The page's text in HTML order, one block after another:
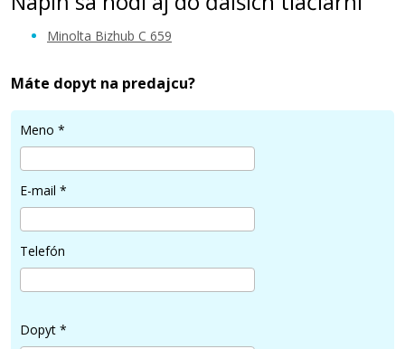
105,90 €
Originálny fotovalec MINOLTA IU-712C
Minolta Bizhub C 659
Máte dopyt na predajcu?
Meno *
E-mail *
Telefón
Dopyt *